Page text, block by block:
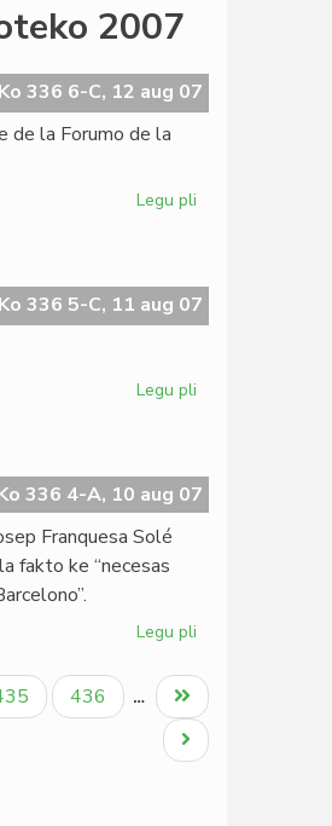
literatura
Nobel
2007
336 6-C, 12 aug 07
de la Forumo de la
Legu pli
la
Esperanto-
336 5-C, 11 aug 07
Legu pli
336 4-A, 10 aug 07
Franquesa Solé
fakto ke “necesas
Legu pli
asocioj
en
la
celilo
Paĝo
436 …
Last
page
Next
page